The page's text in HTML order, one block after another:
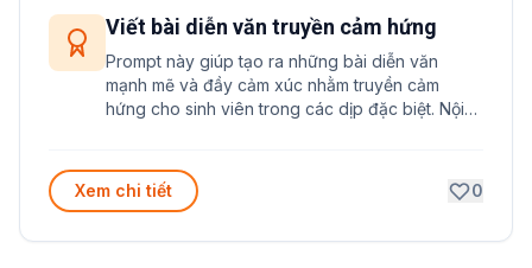
Viết bài diễn văn truyền cảm hứng
Prompt này giúp tạo ra những bài diễn văn
mạnh mẽ và đầy cảm xúc nhằm truyền cảm
hứng cho sinh viên trong các dịp đặc biệt. Nội
Xem chi tiết
0